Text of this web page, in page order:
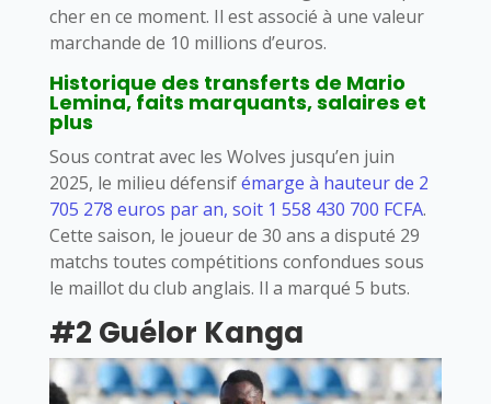
cher en ce moment. Il est associé à une valeur
marchande de 10 millions d’euros.
Historique des transferts de Mario
Lemina, faits marquants, salaires et
plus
Sous contrat avec les Wolves jusqu’en juin
2025, le milieu défensifémarge à hauteur de 2
705 278 euros par an, soit 1 558 430 700 FCFA.
Cette saison, le joueur de 30 ans a disputé 29
matchs toutes compétitions confondues sous
le maillot du club anglais. Il a marqué 5 buts.
#2 Guélor Kanga